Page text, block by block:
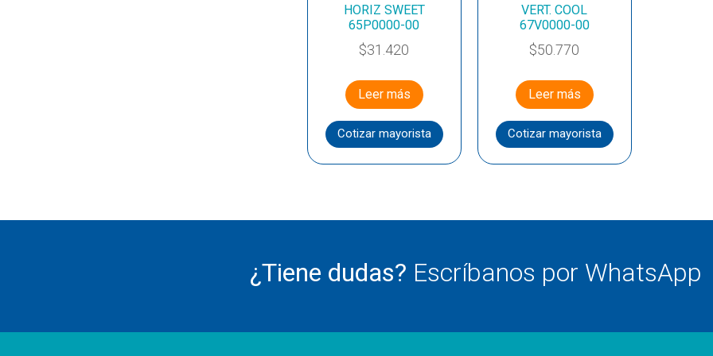
HORIZ SWEET
65P0000-00
$31.420
Leer más
Cotizar mayorista
VERT. COOL
67V0000-00
$50.770
Leer más
Cotizar mayorista
¿Tiene dudas? Escríbanos por WhatsApp